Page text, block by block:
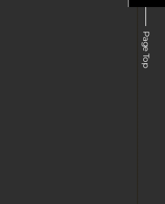
Page Top